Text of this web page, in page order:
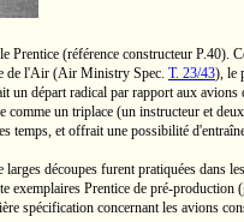
Prentice (référence constructeur P.40).
de l'Air (Air Ministry Spec. T. 23/43), le
un départ radical par rapport aux
un triplace (un instructeur et
temps, et offrait une possibilité
découpes furent pratiquées
exemplaires Prentice de pré-production
spécification concernant les avions